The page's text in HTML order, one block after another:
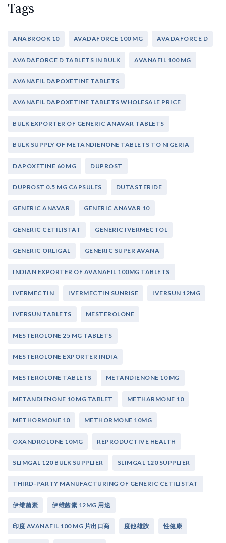
Tags
ANABROOK 10 AVADAFORCE 100 MG AVADAFORCE D
AVADAFORCE D TABLETS IN BULK AVANAFIL 100 MG
AVANAFIL DAPOXETINE TABLETS
AVANAFIL DAPOXETINE TABLETS WHOLESALE PRICE
BULK EXPORTER OF GENERIC ANAVAR TABLETS
BULK SUPPLY OF METANDIENONE TABLETS TO NIGERIA
DAPOXETINE 60 MG DUPROST
DUPROST 0.5 MG CAPSULES DUTASTERIDE
GENERIC ANAVAR GENERIC ANAVAR 10
GENERIC CETILISTAT GENERIC IVERMECTOL
GENERIC ORLIGAL GENERIC SUPER AVANA
INDIAN EXPORTER OF AVANAFIL 100MG TABLETS
IVERMECTIN IVERMECTIN SUNRISE IVERSUN 12MG
IVERSUN TABLETS MESTEROLONE
MESTEROLONE 25 MG TABLETS
MESTEROLONE EXPORTER INDIA
MESTEROLONE TABLETS METANDIENONE 10 MG
METANDIENONE 10 MG TABLET METHARMONE 10
METHORMONE 10 METHORMONE 10MG
OXANDROLONE 10MG REPRODUCTIVE HEALTH
SLIMGAL 120 BULK SUPPLIER SLIMGAL 120 SUPPLIER
THIRD-PARTY MANUFACTURING OF GENERIC CETILISTAT
伊维菌素 伊维菌素 12MG 用途
印度 AVANAFIL 100 MG 片出口商 度他雄胺 性健康